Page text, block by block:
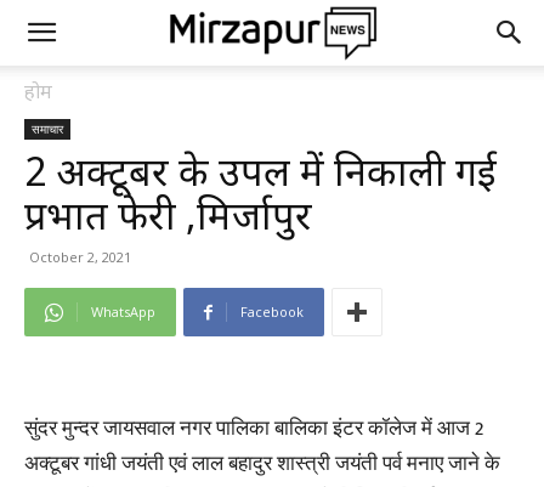
होम
समाचार
2 अक्टूबर के उपलक्ष में निकाली गई
प्रभात फेरी ,मिर्जापुर
October 2, 2021
WhatsApp Facebook
सुंदर मुन्दर जायसवाल नगर पालिका बालिका इंटर कॉलेज में आज 2
अक्टूबर गांधी जयंती एवं लाल बहादुर शास्त्री जयंती पर्व मनाए जाने के